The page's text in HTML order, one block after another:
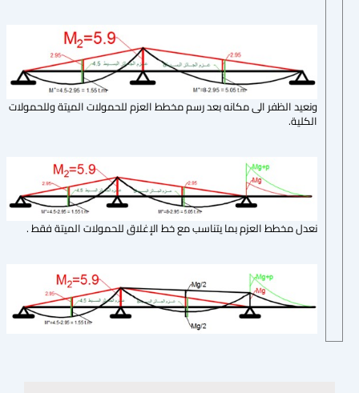
ونعيد الظفر الى مكانه بعد رسم مخطط العزم للحمولات الميتة وللحمولات
الكلية.
نعدل مخطط العزم بما يتناسب مع خط الإغلاق للحمولات الميتة فقط .